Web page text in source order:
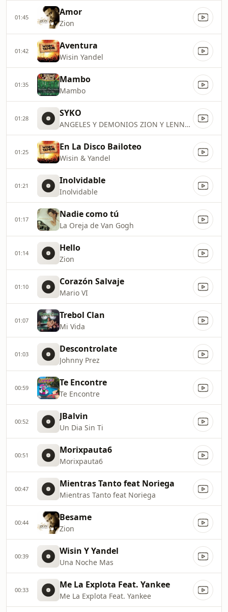
01:45 Amor
Zion
01:42 Aventura
Wisin Yandel
01:35 Mambo
Mambo
01:28 SYKO
ANGELES Y DEMONIOS ZION Y LENNOX
01:25 En La Disco Bailoteo
Wisin & Yandel
01:21 Inolvidable
Inolvidable
01:17 Nadie como tú
La Oreja de Van Gogh
01:14 Hello
Zion
01:10 Corazón Salvaje
Mario VI
01:07 Trebol Clan
Mi Vida
01:03 Descontrolate
Johnny Prez
00:59 Te Encontre
Te Encontre
00:52 JBalvin
Un Dia Sin Ti
00:51 Morixpauta6
Morixpauta6
00:47 Mientras Tanto feat Noriega
Mientras Tanto feat Noriega
00:44 Besame
Zion
00:39 Wisin Y Yandel
Una Noche Mas
00:33 Me La Explota Feat. Yankee
Me La Explota Feat. Yankee